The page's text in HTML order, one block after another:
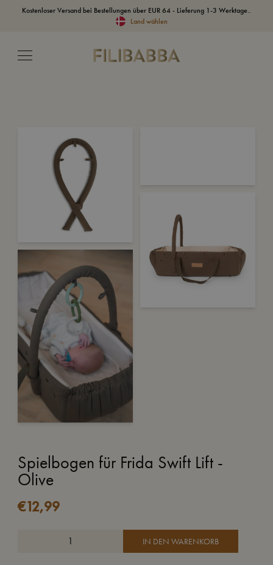
Kostenloser Versand bei Bestellungen über EUR 64 - Lieferung 1-3 Werktage..
Land wählen
Spielbogen für Frida Swift Lift -
Olive
€12,99
IN DEN WARENKORB